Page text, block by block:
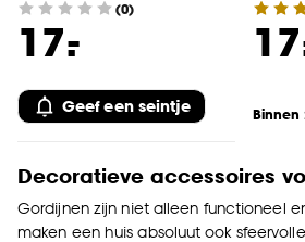
(0)
17.
-
Geef een seintje Binnen
Decoratieve accessoires
Gordijnen zijn niet alleen functioneel
maken een huis absoluut ook